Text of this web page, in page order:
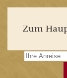
Zum